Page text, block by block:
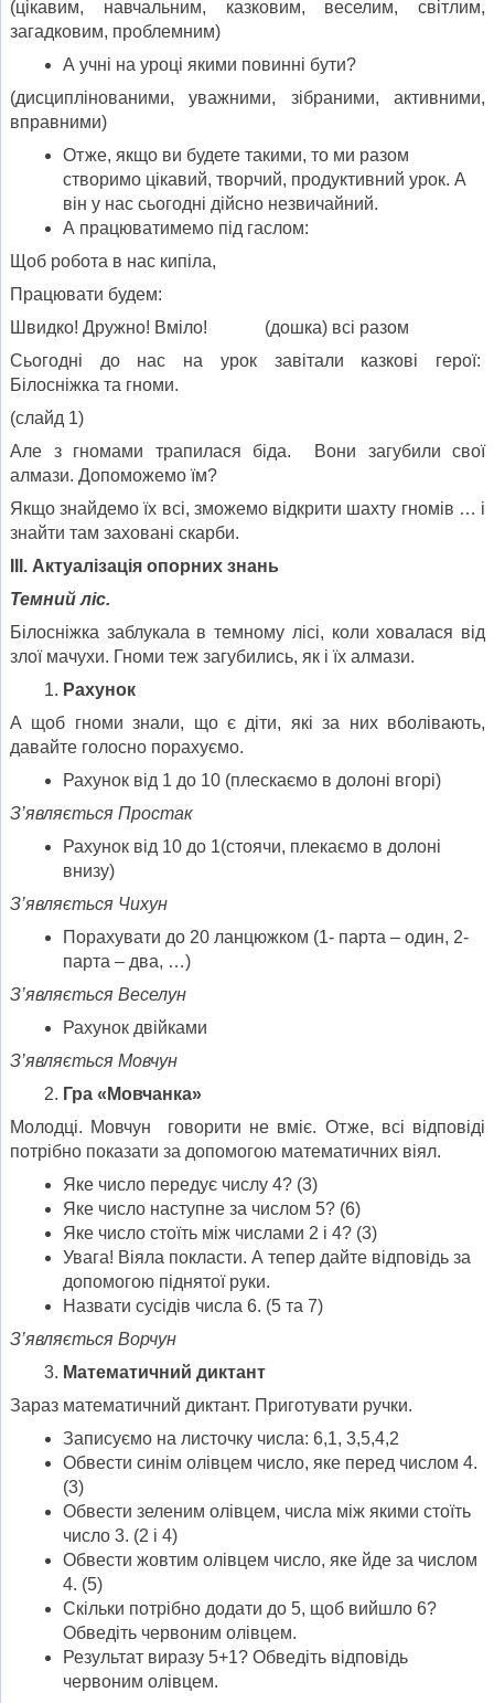
(цікавим, навчальним, казковим, веселим, світлим,
загадковим, проблемним)
А учні на уроці якими повинні бути?
(дисциплінованими, уважними, зібраними, активними,
вправними)
Отже, якщо ви будете такими, то ми разом
створимо цікавий, творчий, продуктивний урок. А
він у нас сьогодні дійсно незвичайний.
А працюватимемо під гаслом:
Щоб робота в нас кипіла,
Працювати будем:
Швидко! Дружно! Вміло! (дошка) всі разом
Сьогодні до нас на урок завітали казкові герої:
Білосніжка та гноми.
(слайд 1)
Але з гномами трапилася біда. Вони загубили свої
алмази. Допоможемо їм?
Якщо знайдемо їх всі, зможемо відкрити шахту гномів … і
знайти там заховані скарби.
ІІІ. Актуалізація опорних знань
Темний ліс.
Білосніжка заблукала в темному лісі, коли ховалася від
злої мачухи. Гноми теж загубились, як і їх алмази.
Рахунок
А щоб гноми знали, що є діти, які за них вболівають,
давайте голосно порахуємо.
Рахунок від 1 до 10 (плескаємо в долоні вгорі)
З’являється Простак
Рахунок від 10 до 1(стоячи, плекаємо в долоні
внизу)
З’являється Чихун
Порахувати до 20 ланцюжком (1- парта – один, 2-
парта – два, …)
З’являється Веселун
Рахунок двійками
З’являється Мовчун
Гра «Мовчанка»
Молодці. Мовчун говорити не вміє. Отже, всі відповіді
потрібно показати за допомогою математичних віял.
Яке число передує числу 4? (3)
Яке число наступне за числом 5? (6)
Яке число стоїть між числами 2 і 4? (3)
Увага! Віяла покласти. А тепер дайте відповідь за
допомогою піднятої руки.
Назвати сусідів числа 6. (5 та 7)
З’являється Ворчун
Математичний диктант
Зараз математичний диктант. Приготувати ручки.
Записуємо на листочку числа: 6,1, 3,5,4,2
Обвести синім олівцем число, яке перед числом 4.
(3)
Обвести зеленим олівцем, числа між якими стоїть
число 3. (2 і 4)
Обвести жовтим олівцем число, яке йде за числом
4. (5)
Скільки потрібно додати до 5, щоб вийшло 6?
Обведіть червоним олівцем.
Результат виразу 5+1? Обведіть відповідь
червоним олівцем.